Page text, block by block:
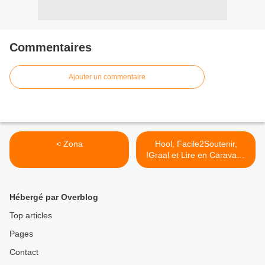
Commentaires
Ajouter un commentaire
< Zona
Hool, Facile2Soutenir,
IGraal et Lire en Caravane
>
Hébergé par Overblog
Top articles
Pages
Contact